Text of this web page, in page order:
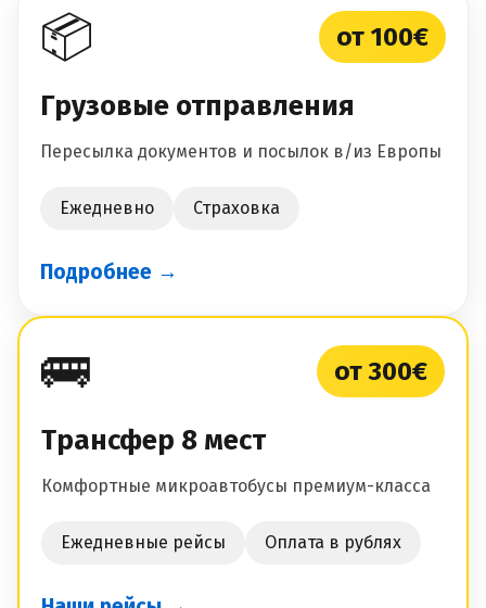
📦 от 100€
Грузовые отправления
Пересылка документов и посылок в/из Европы
Ежедневно Страховка
Подробнее →
🚌 от 300€
Трансфер 8 мест
Комфортные микроавтобусы премиум-класса
Ежедневные рейсы Оплата в рублях